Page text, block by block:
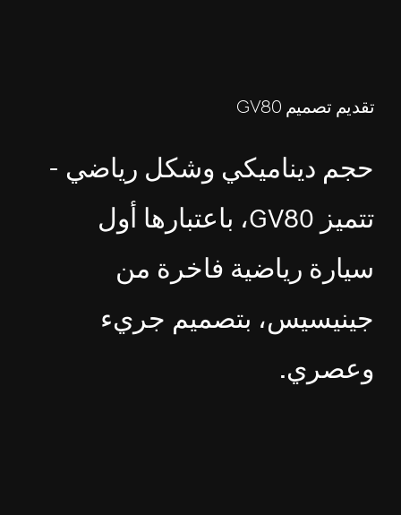
تقديم تصميم GV80
حجم ديناميكي وشكل رياضي -
تتميز GV80، باعتبارها أول
سيارة رياضية فاخرة من
جينيسيس، بتصميم جريء
وعصري.